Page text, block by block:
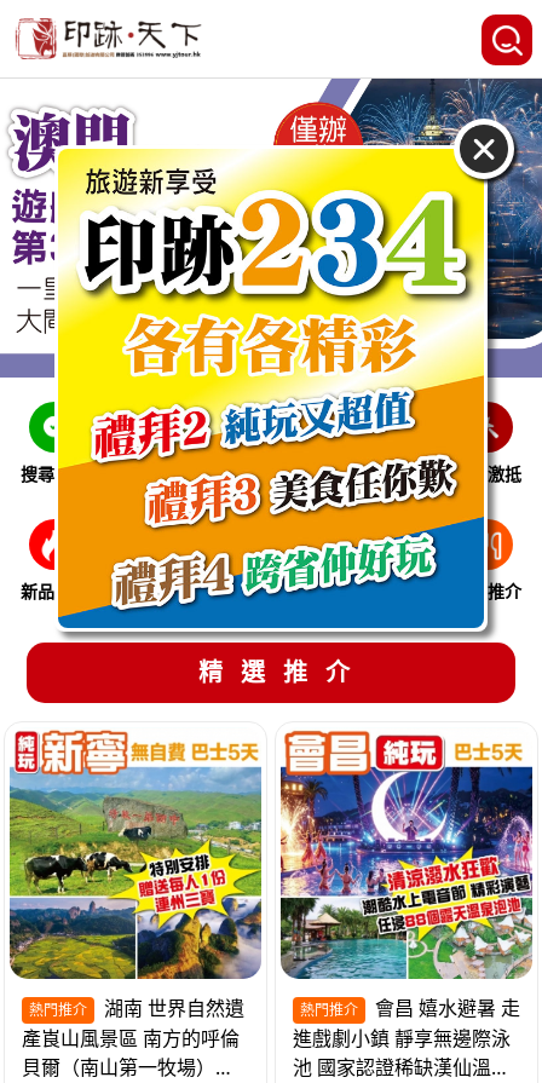
搜尋線路 跨省巴士 即時特惠 休閒娛樂 會員激抵
新品推介 季節限定 溫泉養生 買一送一 美食推介
精選推介
熱門推介
產崀山風景區 南方的呼倫
貝爾（南山第一牧場）夜
熱門推介
進戲劇小鎮 靜享無邊際泳
池 國家認證稀缺漢仙溫泉